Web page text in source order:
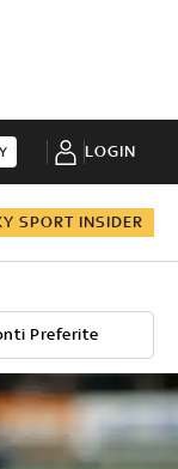
LOGIN
SPORT INSIDER
Preferite